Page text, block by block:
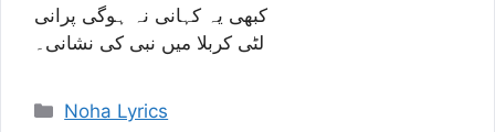
کبھی یہ کہانی نہ ہوگی پرانی
لٹی کربلا میں نبی کی نشانی۔
Categories
Noha Lyrics